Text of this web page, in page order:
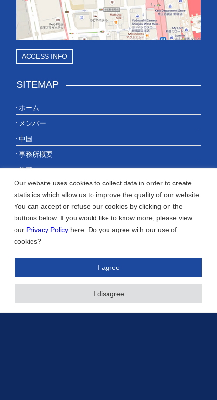
Our website uses cookies to collect data in order to create
statistics which allow us to improve the quality of our website.
You can accept or refuse our cookies by clicking on the
buttons below. If you would like to know more, please view
our Privacy Policy here. Do you agree with our use of
cookies?
I disagree
I agree
ACCESS INFO
SITEMAP
ホーム
メンバー
中国
事務所概要
沿革
組織
アクセス
業務内容
特許
他の知財権
その他のサービス